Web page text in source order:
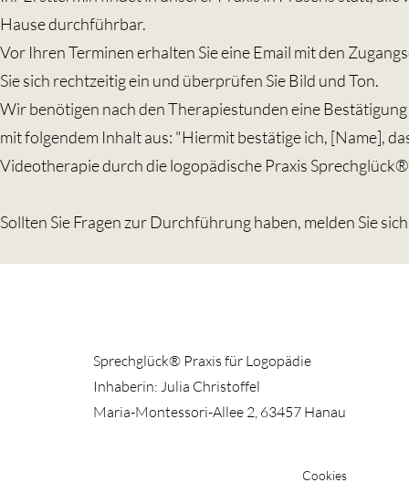
Hause durchführbar.
Vor Ihren Terminen erhalten Sie eine Email mit den
Sie sich rechtzeitig ein und überprüfen Sie Bild und Ton.
Wir benötigen nach den Therapiestunden eine
mit folgendem Inhalt aus: "Hiermit bestätige ich, [Name],
Videotherapie durch die logopädische Praxis
Sollten Sie Fragen zur Durchführung haben, melden Sie
Sprechglück® Praxis für Logopädie
Inhaberin: Julia Christoffel
Maria-Montessori-Allee 2, 63457 Hanau
Cookies